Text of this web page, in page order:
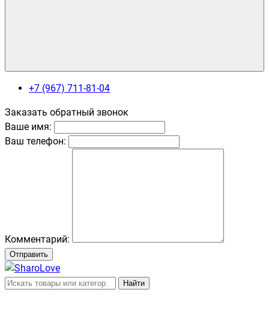
+7 (967) 711-81-04
Заказать обратный звонок
Ваше имя:
Ваш телефон:
Комментарий:
Отправить
Найти